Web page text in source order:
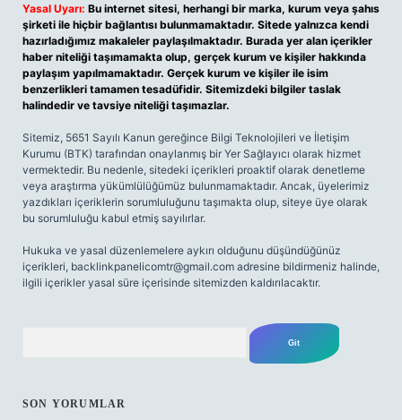
Yasal Uyarı: Bu internet sitesi, herhangi bir marka, kurum veya şahıs
şirketi ile hiçbir bağlantısı bulunmamaktadır. Sitede yalnızca kendi
hazırladığımız makaleler paylaşılmaktadır. Burada yer alan içerikler
haber niteliği taşımamakta olup, gerçek kurum ve kişiler hakkında
paylaşım yapılmamaktadır. Gerçek kurum ve kişiler ile isim
benzerlikleri tamamen tesadüfidir. Sitemizdeki bilgiler taslak
halindedir ve tavsiye niteliği taşımazlar.
Sitemiz, 5651 Sayılı Kanun gereğince Bilgi Teknolojileri ve İletişim
Kurumu (BTK) tarafından onaylanmış bir Yer Sağlayıcı olarak hizmet
vermektedir. Bu nedenle, sitedeki içerikleri proaktif olarak denetleme
veya araştırma yükümlülüğümüz bulunmamaktadır. Ancak, üyelerimiz
yazdıkları içeriklerin sorumluluğunu taşımakta olup, siteye üye olarak
bu sorumluluğu kabul etmiş sayılırlar.
Hukuka ve yasal düzenlemelere aykırı olduğunu düşündüğünüz
içerikleri, backlinkpanelicomtr@gmail.com adresine bildirmeniz halinde,
ilgili içerikler yasal süre içerisinde sitemizden kaldırılacaktır.
SON YORUMLAR